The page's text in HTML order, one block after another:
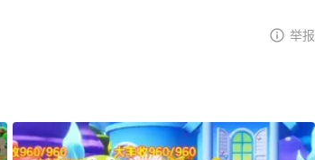
举报